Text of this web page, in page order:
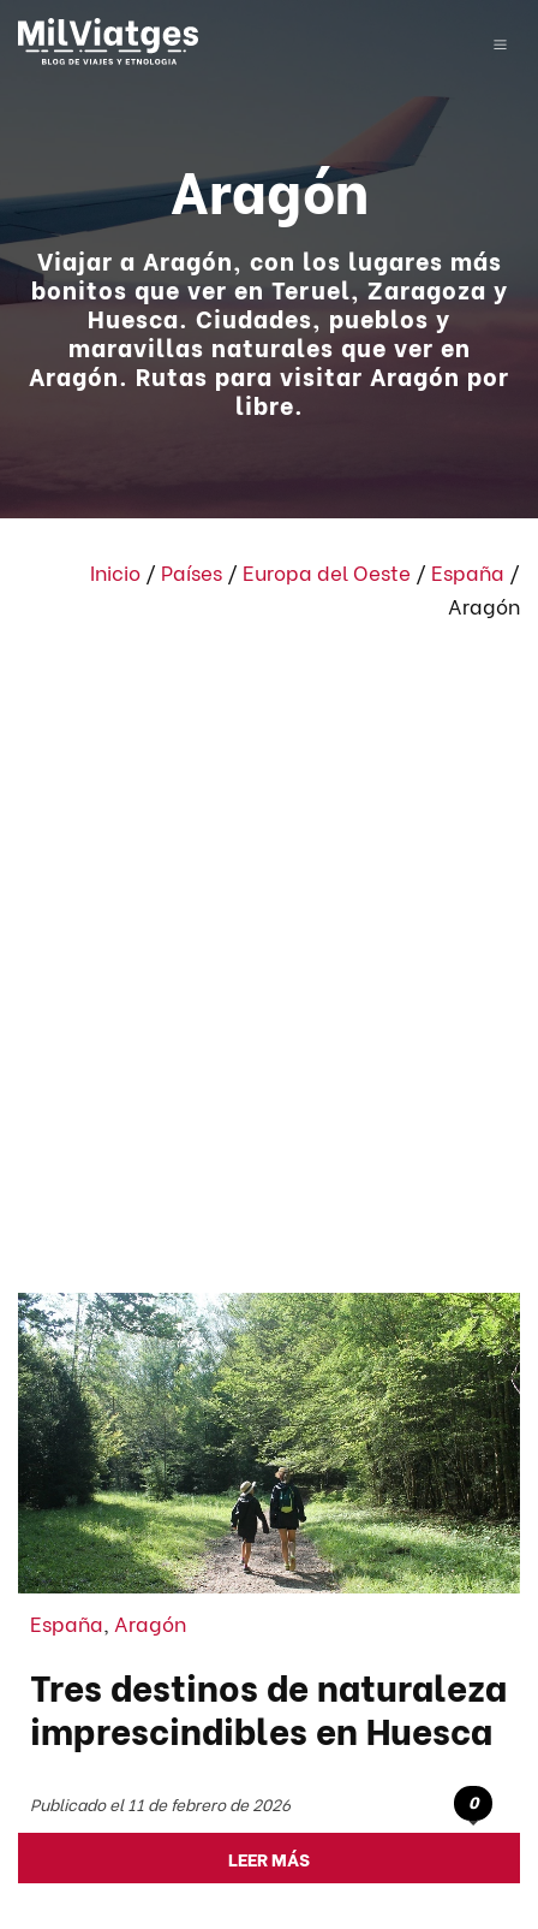
Aragón
Viajar a Aragón, con los lugares más
bonitos que ver en Teruel, Zaragoza y
Huesca. Ciudades, pueblos y
maravillas naturales que ver en
Aragón. Rutas para visitar Aragón por
libre.
Inicio / Países / Europa del Oeste / España /
Aragón
España, Aragón
Tres destinos de naturaleza
imprescindibles en Huesca
Publicado el 11 de febrero de 2026 0
LEER MÁS